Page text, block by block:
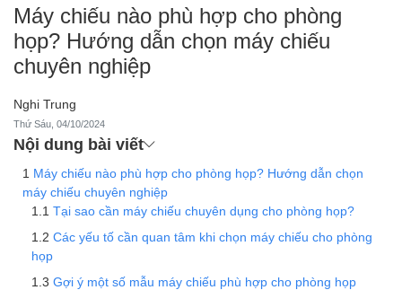
Máy chiếu nào phù hợp cho phòng
họp? Hướng dẫn chọn máy chiếu
chuyên nghiệp
Nghi Trung
Thứ Sáu, 04/10/2024
Nội dung bài viết
Máy chiếu nào phù hợp cho phòng họp? Hướng dẫn chọn
máy chiếu chuyên nghiệp
Tại sao cần máy chiếu chuyên dụng cho phòng họp?
Các yếu tố cần quan tâm khi chọn máy chiếu cho phòng
họp
Gợi ý một số mẫu máy chiếu phù hợp cho phòng họp